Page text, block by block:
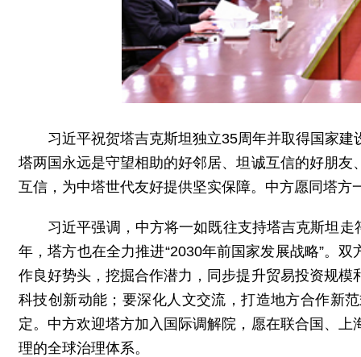
习近平祝贺塔吉克斯坦独立35周年并取得国家
塔两国永远是守望相助的好邻居、坦诚互信的好朋
互信，为中塔世代友好提供坚实保障。中方愿同塔
习近平强调，中方将一如既往支持塔吉克斯坦
年，塔方也在全力推进“2030年前国家发展战略”。
作良好势头，挖掘合作潜力，同步提升贸易投资规
科技创新动能；要深化人文交流，打造地方合作新
定。中方欢迎塔方加入国际调解院，愿在联合国、
理的全球治理体系。